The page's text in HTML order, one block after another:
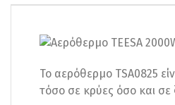
Το αερόθερμο TSA0825
τόσο σε κρύες όσο και σε